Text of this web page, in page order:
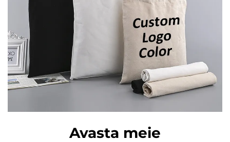
Avasta meie